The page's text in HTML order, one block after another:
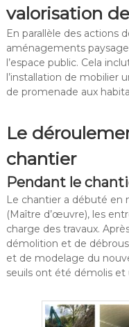
valorisation
En parallèle des actions
aménagements
l’espace public. Cela
l’installation de mobilier
de promenade aux
Le
chantier
Pendant le
Le chantier a débuté en
(Maître d’œuvre), les
charge des travaux.
démolition et de
et de modelage du
seuils ont été démolis et